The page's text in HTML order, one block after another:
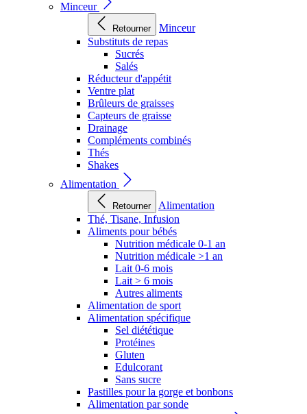
Minceur
Retourner
Minceur
Substituts de repas
Sucrés
Salés
Réducteur d'appétit
Ventre plat
Brûleurs de graisses
Capteurs de graisse
Drainage
Compléments combinés
Thés
Shakes
Alimentation
Retourner
Alimentation
Thé, Tisane, Infusion
Aliments pour bébés
Nutrition médicale 0-1 an
Nutrition médicale >1 an
Lait 0-6 mois
Lait > 6 mois
Autres aliments
Alimentation de sport
Alimentation spécifique
Sel diététique
Protéines
Gluten
Edulcorant
Sans sucre
Pastilles pour la gorge et bonbons
Alimentation par sonde